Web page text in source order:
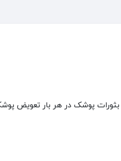
بثورات پوشک در هر بار تعویض